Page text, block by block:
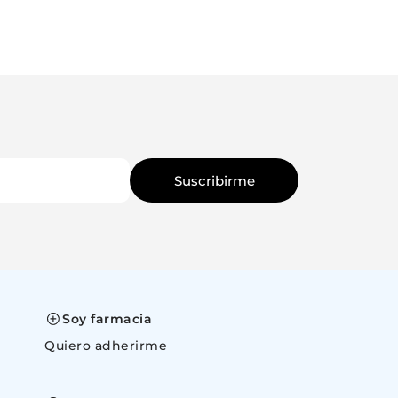
Suscribirme
Soy farmacia
Quiero adherirme